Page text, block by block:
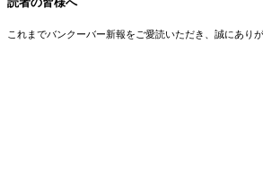
これまでバンクーバー新報をご愛読いただき、誠にあり